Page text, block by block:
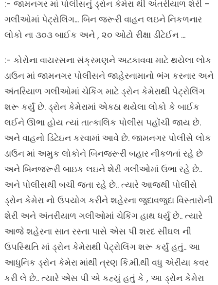
:- જામનગર માં પોલીસનું ડ્રોન કેમેરા થી અંતરીયાળ શેરી –
ગલીઓમાં પેટ્રોલિંગ… બિન જરૂરી વાહન લઇને નિકળનાર
લોકો ના ૩૦૩ બાઈક અને , ૨૦ ઓટો રીક્ષા ડીટેઈન …
:- કોરોના વાયરસના સંક્રમણને અટકાવવા માટે થયેલા લોક
ડાઉન માં જામનગર પોલીસને જાહેરનામાનો ભંગ કરનાર અને
અંતરિયાળ ગલીઓમાં ચેકિંગ માટે ડ્રોન કેમેરાથી પેટ્રોલિંગ
શરૂ કર્યું છે. ડ્રોન કેમેરામાં એકઠા થયેલા લોકો કે બાઈક
લઈને ઊભા હોય ત્યાં તાત્કાલિક પોલીસ પહોંચી જાય છે.
અને વાહનો ડિટેઇન કરવામાં આવે છે. જામનગર પોલીસે લોક
ડાઉન માં અમુક લોકોને બિનજરૂરી બહાર નીકળતાં રહે છે
અને બિનજરૂરી બાઇક લઇને શેરી ગલીઓમાં ઉભા રહે છે..
અને પોલીસથી બચી જતા રહે છે.. ત્યારે આજથી પોલીસે
ડ્રોન કેમેરા નો ઉપયોગ કરીને શહેરના જુદાવજુદા વિસ્તારોની
શેરી અને અંતરીયાળ ગલીઓમાં ચેકિંગ હાથ ધર્યુ છે.. ત્યારે
આજે શહેરના સાત રસ્તા પાસે એસ પી શરદ સીંઘલ ની
ઉપસ્થિતિ માં ડ્રોન કેમેરાથી પેટ્રોલિંગ શરૂ કર્યું હતું.. આ
આધુનિક ડ્રોન કેમેરા માંથી ત્રણ કિ.મી.થી વધુ એરીયા કવર
કરી લે છે.. ત્યારે એસ પી એ કહ્યું હતું કે , આ ડ્રોન કેમેરા